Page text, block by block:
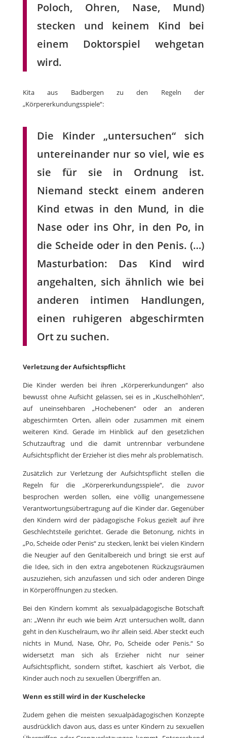
Poloch, Ohren, Nase, Mund)
stecken und keinem Kind bei
einem Doktorspiel wehgetan
wird.
Kita aus Badbergen zu den Regeln der
„Körpererkundungsspiele“:
Die Kinder „untersuchen“ sich
untereinander nur so viel, wie es
sie für sie in Ordnung ist.
Niemand steckt einem anderen
Kind etwas in den Mund, in die
Nase oder ins Ohr, in den Po, in
die Scheide oder in den Penis. (…)
Masturbation: Das Kind wird
angehalten, sich ähnlich wie bei
anderen intimen Handlungen,
einen ruhigeren abgeschirmten
Ort zu suchen.
Verletzung der Aufsichtspflicht
Die Kinder werden bei ihren „Körpererkundungen“ also
bewusst ohne Aufsicht gelassen, sei es in „Kuschelhöhlen“,
auf uneinsehbaren „Hochebenen“ oder an anderen
abgeschirmten Orten, allein oder zusammen mit einem
weiteren Kind. Gerade im Hinblick auf den gesetzlichen
Schutzauftrag und die damit untrennbar verbundene
Aufsichtspflicht der Erzieher ist dies mehr als problematisch.
Zusätzlich zur Verletzung der Aufsichtspflicht stellen die
Regeln für die „Körpererkundungsspiele“, die zuvor
besprochen werden sollen, eine völlig unangemessene
Verantwortungsübertragung auf die Kinder dar. Gegenüber
den Kindern wird der pädagogische Fokus gezielt auf ihre
Geschlechtsteile gerichtet. Gerade die Betonung, nichts in
„Po, Scheide oder Penis“ zu stecken, lenkt bei vielen Kindern
die Neugier auf den Genitalbereich und bringt sie erst auf
die Idee, sich in den extra angebotenen Rückzugsräumen
auszuziehen, sich anzufassen und sich oder anderen Dinge
in Körperöffnungen zu stecken.
Bei den Kindern kommt als sexualpädagogische Botschaft
an: „Wenn ihr euch wie beim Arzt untersuchen wollt, dann
geht in den Kuschelraum, wo ihr allein seid. Aber steckt euch
nichts in Mund, Nase, Ohr, Po, Scheide oder Penis.“ So
widersetzt man sich als Erzieher nicht nur seiner
Aufsichtspflicht, sondern stiftet, kaschiert als Verbot, die
Kinder auch noch zu sexuellen Übergriffen an.
Wenn es still wird in der Kuschelecke
Zudem gehen die meisten sexualpädagogischen Konzepte
ausdrücklich davon aus, dass es unter Kindern zu sexuellen